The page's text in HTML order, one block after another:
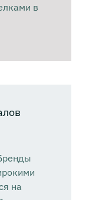
в
на